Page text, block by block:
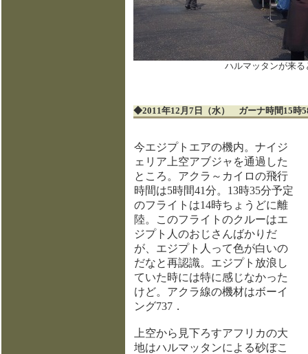
ハルマッタンが来
◆2011年12月7日（水） ガーナ時間15時
今エジプトエアの機内。ナイジ
ェリア上空アブジャを通過した
ところ。アクラ～カイロの飛行
時間は5時間41分。13時35分予定
のフライトは14時ちょうどに離
陸。このフライトのクルーはエ
ジプト人のおじさんばかりだ
が、エジプト人って色が白いの
だなと再認識。エジプト放浪し
ていた時には特に感じなかった
けど。アクラ線の機材はボーイ
ング737．
上空から見下ろすアフリカの大
地はハルマッタンによる砂ぼこ